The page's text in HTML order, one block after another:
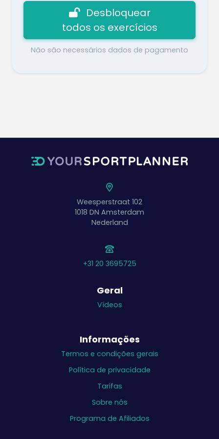
Flexão de bicicleta
2 x 1 minuto (20 segundos de descanso)
Desbloquear
todos os exercícios
Não são necessários dados de pagamento
Weesperstraat 102
1018 DN Amsterdam
Nederland
+31 20 3695725
Geral
Vídeos
Informações
Termos e condições gerais
Política de privacidade
Tarifas
Sobre nós
Programa de Afiliados